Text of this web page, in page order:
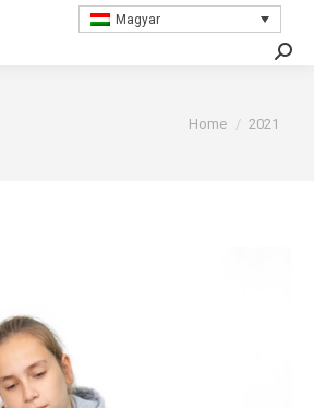
Magyar
You are here:
Home 2021